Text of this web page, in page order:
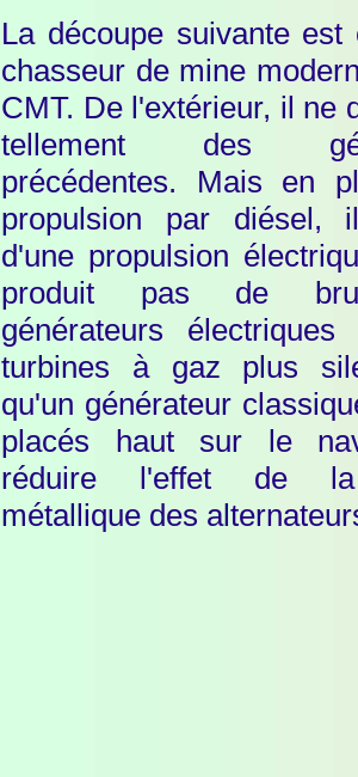
La découpe suivante est
chasseur de mine
CMT. De l'extérieur, il ne
tellement des
précédentes. Mais en
propulsion par diésel,
d'une propulsion
produit pas de
générateurs
turbines à gaz plus
qu'un générateur
placés haut sur le
réduire l'effet de
métallique des